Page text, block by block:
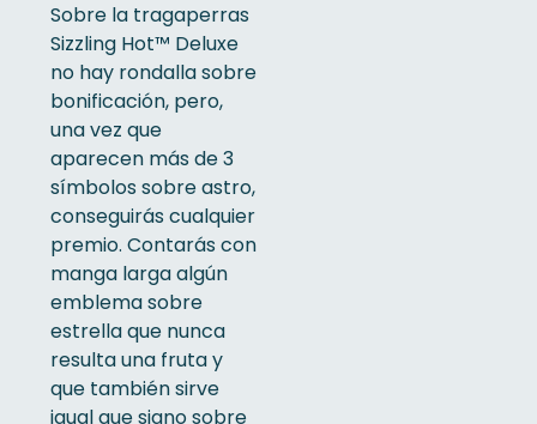
Sobre la tragaperras
Sizzling Hot™ Deluxe
no hay rondalla sobre
bonificación, pero,
una vez que
aparecen más de 3
símbolos sobre astro,
conseguirás cualquier
premio. Contarás con
manga larga algún
emblema sobre
estrella que nunca
resulta una fruta y
que también sirve
igual que signo sobre